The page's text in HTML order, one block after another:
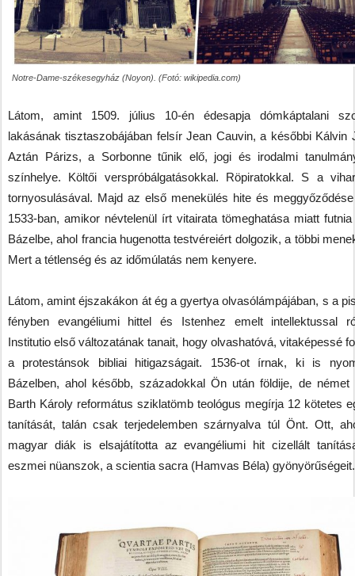
Notre-Dame-székesegyház (Noyon). (Fotó: wikipedia.com)
Látom, amint 1509. július 10-én édesapja dómkáptalani
lakásának tisztaszobájában felsír Jean Cauvin, a későbbi Kálvin
Aztán Párizs, a Sorbonne tűnik elő, jogi és irodalmi
színhelye. Költői verspróbálgatásokkal. Röpiratokkal. S a
tornyosulásával. Majd az első menekülés hite és
1533-ban, amikor névtelenül írt vitairata tömeghatása miatt futnia
Bázelbe, ahol francia hugenotta testvéreiért dolgozik, a többi
Mert a tétlenség és az időmúlatás nem kenyere.
Látom, amint éjszakákon át ég a gyertya olvasólámpájában, s a
fényben evangéliumi hittel és Istenhez emelt intellektussal
Institutio első változatának tanait, hogy olvashatóvá, vitaképessé
a protestánsok bibliai hitigazságait. 1536-ot írnak, ki is
Bázelben, ahol később, századokkal Ön után földije, de német
Barth Károly református sziklatömb teológus megírja 12 kötetes
tanítását, talán csak terjedelemben szárnyalva túl Önt. Ott,
magyar diák is elsajátította az evangéliumi hit cizellált
eszmei nüanszok, a scientia sacra (Hamvas Béla) gyönyörűségeit.